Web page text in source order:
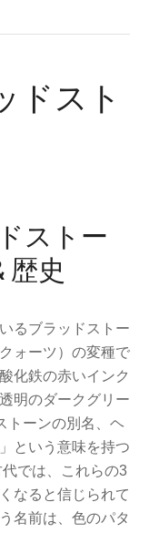
ドスト
ストー
歴史
るブラッドストー
ォーツ）の変種で
化鉄の赤いインク
明のダークグリー
トーンの別名、ヘ
という意味を持つ
では、これらの3
なると信じられて
名前は、色のパタ